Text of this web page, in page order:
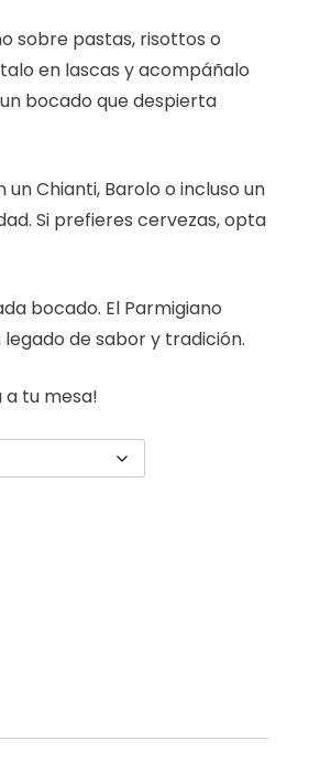
sobre pastas, risottos o
en lascas y acompáñalo
bocado que despierta
Chianti, Barolo o incluso un
Si prefieres cervezas, opta
bocado. El Parmigiano
legado de sabor y tradición.
a tu mesa!